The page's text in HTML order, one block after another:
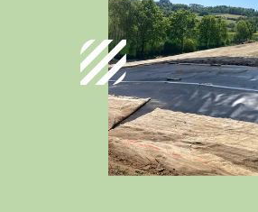
Italiano
România
Lb. română